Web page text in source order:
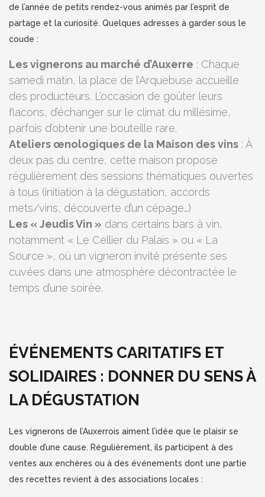
de l’année de petits rendez-vous animés par l’esprit de
partage et la curiosité. Quelques adresses à garder sous le
coude :
Les vignerons au marché d’Auxerre : Chaque
samedi matin, la place de l’Arquebuse accueille
des producteurs. L’occasion de goûter leurs
flacons, d’échanger sur le climat du millésime,
parfois d’obtenir une bouteille rare.
Ateliers œnologiques de la Maison des vins : À
deux pas du centre, cette maison propose
régulièrement des sessions thématiques ouvertes
à tous (initiation à la dégustation, accords
mets/vins, découverte d’un cépage…)
Les « Jeudis Vin » dans certains bars à vin,
notamment « Le Cellier du Palais » ou « La
Source », où un vigneron invité présente ses
cuvées dans une atmosphère décontractée le
temps d’une soirée.
ÉVÉNEMENTS CARITATIFS ET
SOLIDAIRES : DONNER DU SENS À
LA DÉGUSTATION
Les vignerons de l’Auxerrois aiment l’idée que le plaisir se
double d’une cause. Régulièrement, ils participent à des
ventes aux enchères ou à des événements dont une partie
des recettes revient à des associations locales :